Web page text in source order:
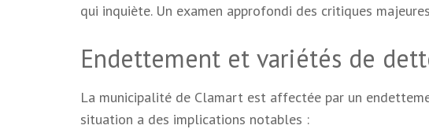
qui inquiète. Un examen approfondi des critiques
Endettement et variétés de
La municipalité de Clamart est affectée par un
situation a des implications notables :